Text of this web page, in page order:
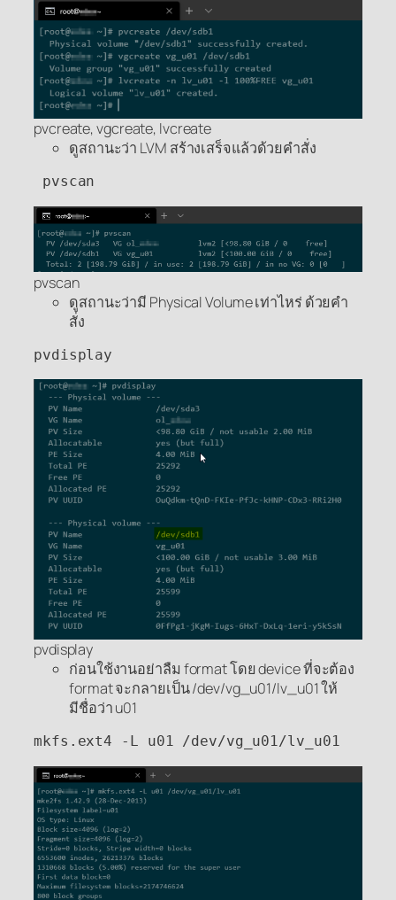
pvcreate, vgcreate, lvcreate
ดูสถานะว่า LVM สร้างเสร็จแล้วด้วยคำสั่ง
pvscan
pvscan
ดูสถานะว่ามี Physical Volume เท่าไหร่ ด้วยคำ
สั่ง
pvdisplay
pvdisplay
ก่อนใช้งานอย่าลืม format โดย device ที่จะต้อง
format จะกลายเป็น /dev/vg_u01/lv_u01 ให้
มีชื่อว่า u01
mkfs.ext4 -L u01 /dev/vg_u01/lv_u01